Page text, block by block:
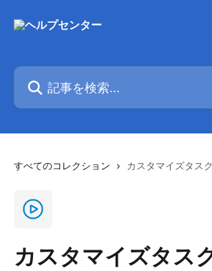
記事を検索...
すべてのコレクション カスタマイズタス
カスタマイズタス